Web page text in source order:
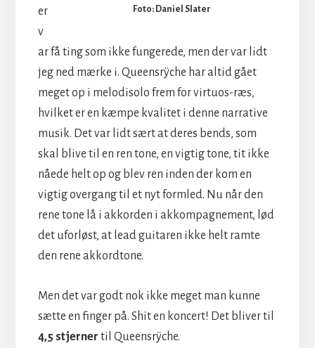
Foto: Daniel Slater
er
v
ar få ting som ikke fungerede, men der var lidt
jeg ned mærke i. Queensrÿche har altid gået
meget op i melodisolo frem for virtuos-ræs,
hvilket er en kæmpe kvalitet i denne narrative
musik. Det var lidt sært at deres bends, som
skal blive til en ren tone, en vigtig tone, tit ikke
nåede helt op og blev ren inden der kom en
vigtig overgang til et nyt formled. Nu når den
rene tone lå i akkorden i akkompagnement, lød
det uforløst, at lead guitaren ikke helt ramte
den rene akkordtone.
Men det var godt nok ikke meget man kunne
sætte en finger på. Shit en koncert! Det bliver til
4,5 stjerner til Queensrÿche.